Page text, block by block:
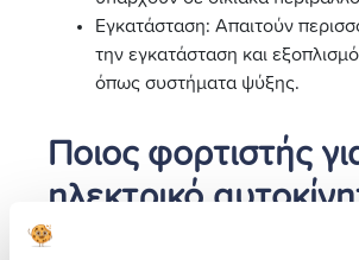
Εγκατάσταση: Απαιτούν
την εγκατάσταση και
όπως συστήματα ψύξης.
Ποιος φορτιστής
ηλεκτρικό
ο καλύτερος;